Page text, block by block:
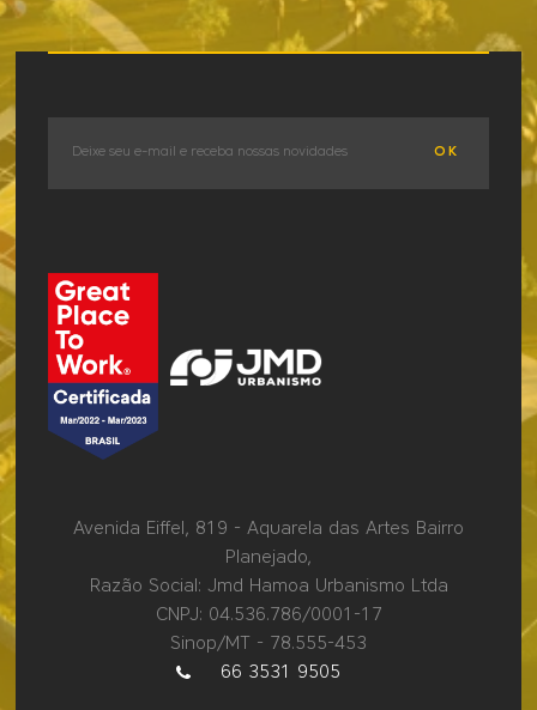
OK
Avenida Eiffel, 819 - Aquarela das Artes Bairro
Planejado,
Razão Social: Jmd Hamoa Urbanismo Ltda
CNPJ: 04.536.786/0001-17
Sinop/MT - 78.555-453
66 3531 9505